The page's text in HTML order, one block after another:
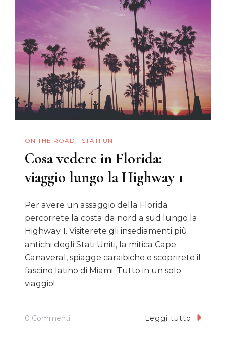
Uniti
ON THE ROAD STATI UNITI
Cosa vedere in Florida:
viaggio lungo la Highway 1
Per avere un assaggio della Florida
percorrete la costa da nord a sud lungo la
Highway 1. Visiterete gli insediamenti più
antichi degli Stati Uniti, la mitica Cape
Canaveral, spiagge caraibiche e scoprirete il
fascino latino di Miami. Tutto in un solo
viaggio!
0 Commenti Leggi tutto